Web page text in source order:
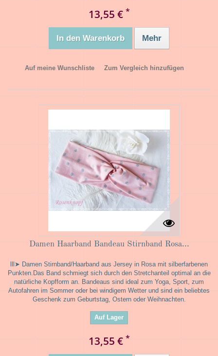
13,55 € *
In den Warenkorb Mehr
Auf meine Wunschliste Zum Vergleich hinzufügen
Damen Haarband Bandeau Stirnband Rosa...
lll➤ Damen Stirnband/Haarband aus Jersey in Rosa mit silberfarbenen
Punkten.Das Band schmiegt sich durch den Stretchanteil optimal an die
natürliche Kopfform an. Bandeaus sind ideal zum Yoga, Sport, zum
Autofahren im Sommer oder bei windigem Wetter und sind ein beliebtes
Geschenk zum Geburtstag, Ostern oder Weihnachten.
Auf Lager
13,55 € *